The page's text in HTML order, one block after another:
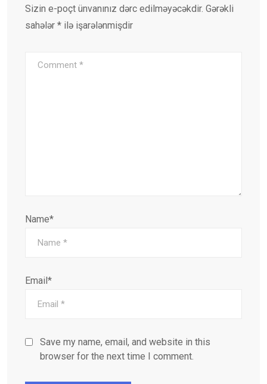
Sizin e-poçt ünvanınız dərc edilməyəcəkdir. Gərəkli
sahələr * ilə işarələnmişdir
Name*
Email*
Save my name, email, and website in this
browser for the next time I comment.